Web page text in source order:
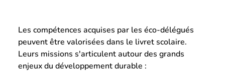
Les compétences acquises par les éco-délégués
peuvent être valorisées dans le livret scolaire.
Leurs missions s'articulent autour des grands
enjeux du développement durable :